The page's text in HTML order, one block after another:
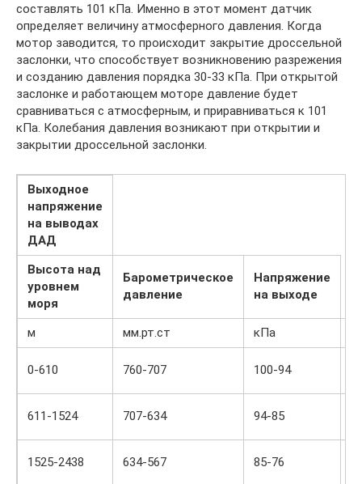
составлять 101 кПа. Именно в этот момент датчик
определяет величину атмосферного давления. Когда
мотор заводится, то происходит закрытие дроссельной
заслонки, что способствует возникновению разрежения
и созданию давления порядка 30-33 кПа. При открытой
заслонке и работающем моторе давление будет
сравниваться с атмосферным, и приравниваться к 101
кПа. Колебания давления возникают при открытии и
закрытии дроссельной заслонки.
Выходное
напряжение
на выводах
ДАД
Высота над
уровнем
моря
Барометрическое
давление
Напряжение
на выходе
м мм.рт.ст кПа
0-610 760-707 100-94
611-1524 707-634 94-85
1525-2438 634-567 85-76